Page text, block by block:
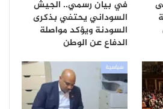
في بيان رسمي.. الجيش
السوداني يحتفي بذكرى
السودنة ويؤكد مواصلة
الدفاع عن الوطن
سياسية